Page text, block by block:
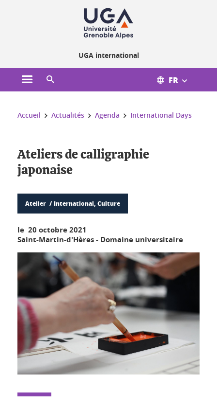
UGA international
Ouvrir le menu principal FR
Vous êtes ici :
Accueil Actualités Agenda International Days
Ateliers de calligraphie
japonaise
Atelier International, Culture
le 20 octobre 2021
Saint-Martin-d'Hères - Domaine universitaire